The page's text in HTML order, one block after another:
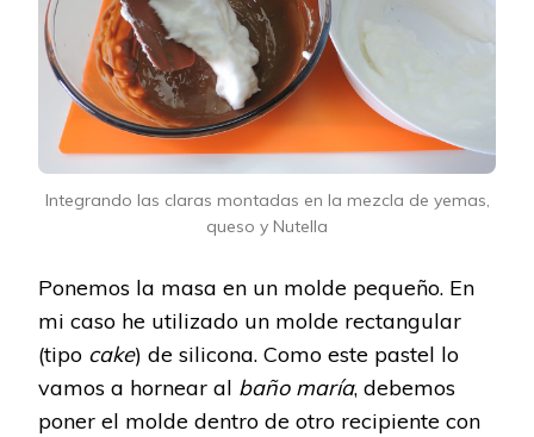
Integrando las claras montadas en la mezcla de yemas,
queso y Nutella
Ponemos la masa en un molde pequeño. En
mi caso he utilizado un molde rectangular
(tipo cake) de silicona. Como este pastel lo
vamos a hornear al baño maría, debemos
poner el molde dentro de otro recipiente con